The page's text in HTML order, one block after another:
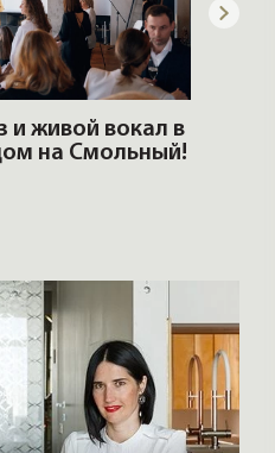
и живой вокал в
на Смольный!